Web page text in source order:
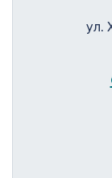
ул.